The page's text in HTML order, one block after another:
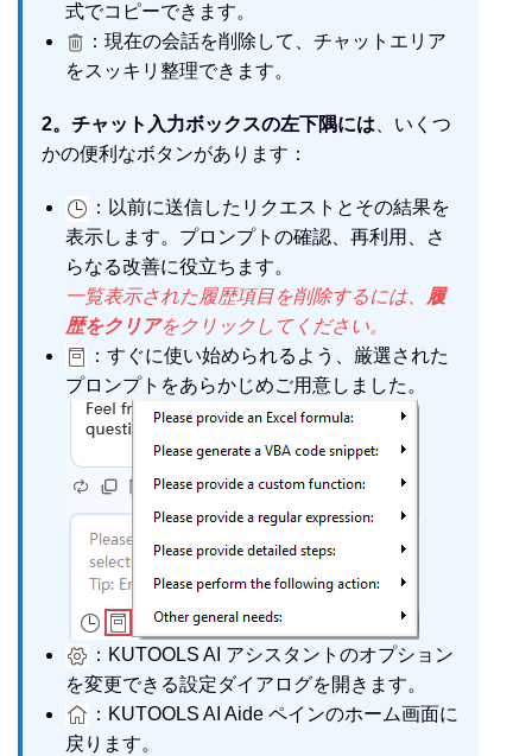
式でコピーできます。
：現在の会話を削除して、チャットエリア
をスッキリ整理できます。
2。チャット入力ボックスの左下隅には 、いくつ
かの便利なボタンがあります：
：以前に送信したリクエストとその結果を
表示します。プロンプトの確認、再利用、さ
らなる改善に役立ちます。
一覧表示された履歴項目を削除するには、
履
歴をクリアをクリックしてください。
：すぐに使い始められるよう、厳選された
プロンプトをあらかじめご用意しました。
：KUTOOLS AI アシスタントのオプション
を変更できる設定ダイアログを開きます。
：KUTOOLS AI Aide ペインのホーム画面に
戻ります。